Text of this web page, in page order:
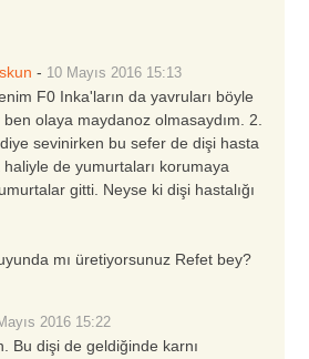
- 10 Mayıs 2016 15:13
F0 Inka'ların da yavruları böyle
ben olaya maydanoz olmasaydım. 2.
sevinirken bu sefer de dişi hasta
de yumurtaları korumaya
gitti. Neyse ki dişi hastalığı
mı üretiyorsunuz Refet bey?
2016 15:22
Bu dişi de geldiğinde karnı